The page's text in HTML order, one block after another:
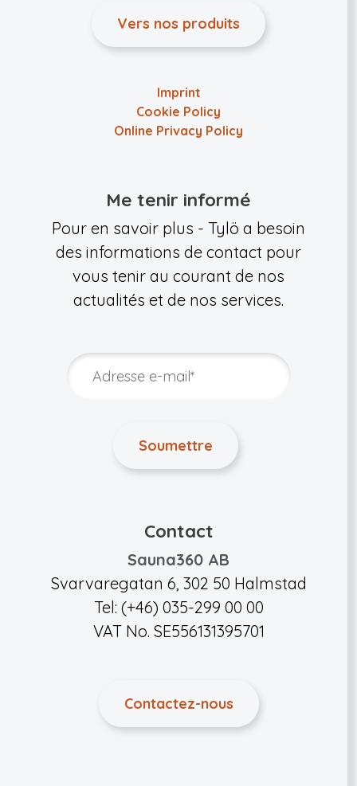
Vers nos produits
Imprint
Cookie Policy
Online Privacy Policy
Me tenir informé
Pour en savoir plus - Tylö a besoin
des informations de contact pour
vous tenir au courant de nos
actualités et de nos services.
Contact
Sauna360 AB
Svarvaregatan 6, 302 50 Halmstad
Tel: (+46) 035-299 00 00
VAT No. SE556131395701
Contactez-nous